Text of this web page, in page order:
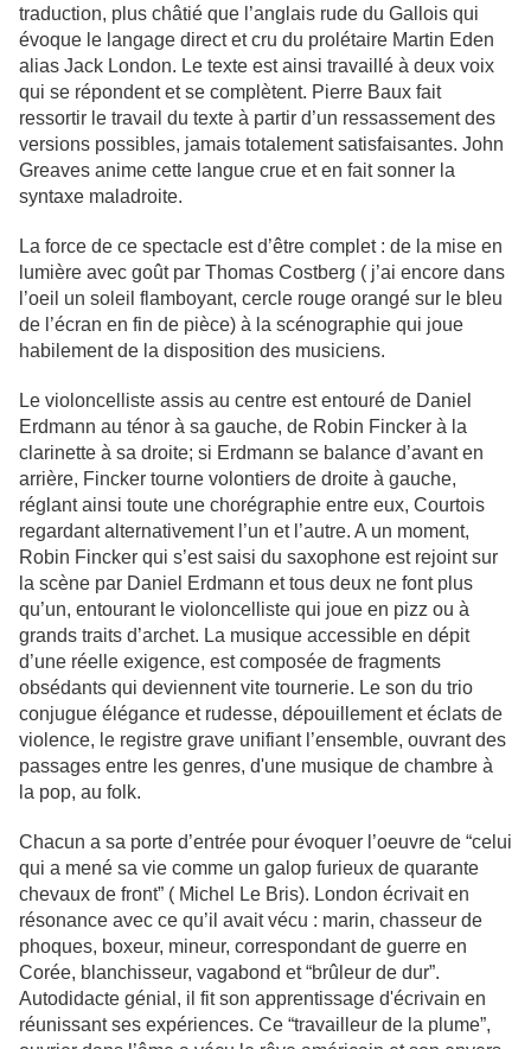
traduction, plus châtié que l’anglais rude du Gallois qui
évoque le langage direct et cru du prolétaire Martin Eden
alias Jack London. Le texte est ainsi travaillé à deux voix
qui se répondent et se complètent. Pierre Baux fait
ressortir le travail du texte à partir d’un ressassement des
versions possibles, jamais totalement satisfaisantes. John
Greaves anime cette langue crue et en fait sonner la
syntaxe maladroite.
La force de ce spectacle est d’être complet : de la mise en
lumière avec goût par Thomas Costberg ( j’ai encore dans
l’oeil un soleil flamboyant, cercle rouge orangé sur le bleu
de l’écran en fin de pièce) à la scénographie qui joue
habilement de la disposition des musiciens.
Le violoncelliste assis au centre est entouré de Daniel
Erdmann au ténor à sa gauche, de Robin Fincker à la
clarinette à sa droite; si Erdmann se balance d’avant en
arrière, Fincker tourne volontiers de droite à gauche,
réglant ainsi toute une chorégraphie entre eux, Courtois
regardant alternativement l’un et l’autre. A un moment,
Robin Fincker qui s’est saisi du saxophone est rejoint sur
la scène par Daniel Erdmann et tous deux ne font plus
qu’un, entourant le violoncelliste qui joue en pizz ou à
grands traits d’archet. La musique accessible en dépit
d’une réelle exigence, est composée de fragments
obsédants qui deviennent vite tournerie. Le son du trio
conjugue élégance et rudesse, dépouillement et éclats de
violence, le registre grave unifiant l’ensemble, ouvrant des
passages entre les genres, d'une musique de chambre à
la pop, au folk.
Chacun a sa porte d’entrée pour évoquer l’oeuvre de “celui
qui a mené sa vie comme un galop furieux de quarante
chevaux de front” ( Michel Le Bris). London écrivait en
résonance avec ce qu’il avait vécu : marin, chasseur de
phoques, boxeur, mineur, correspondant de guerre en
Corée, blanchisseur, vagabond et “brûleur de dur”.
Autodidacte génial, il fit son apprentissage d'écrivain en
réunissant ses expériences. Ce “travailleur de la plume”,